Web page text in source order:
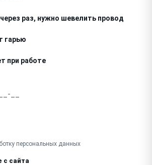
раз, нужно шевелить провод
гарью
при работе
персональных данных
с сайта